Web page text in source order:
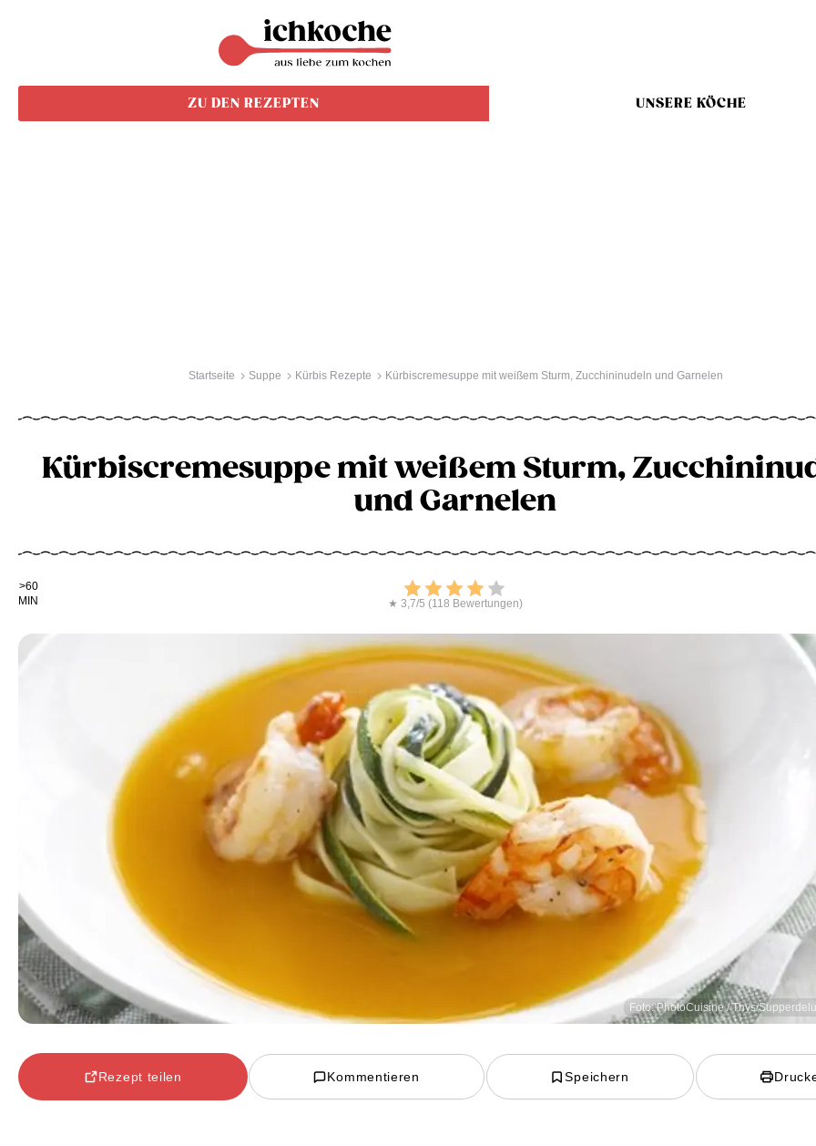
ZU DEN REZEPTEN UNSERE KÖCHE
Startseite Suppe Kürbis Rezepte Kürbiscremesuppe mit weißem Sturm, Zucchininudeln und Garnelen
Kürbiscremesuppe mit weißem Sturm,
und Garnelen
Kochdauer
>60
MIN
Bewerten
★ 3,7/5 (118 Bewertungen)
Foto: PhotoCuisine / Thys/
Rezept teilen Kommentieren Speichern